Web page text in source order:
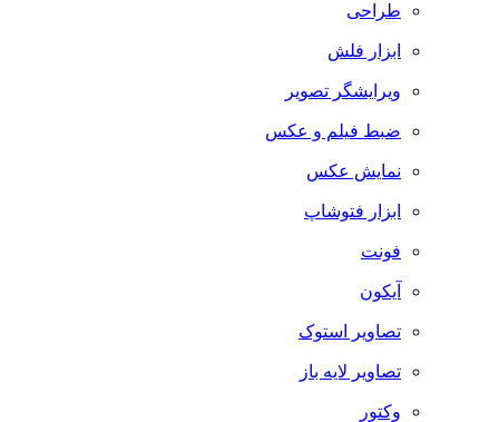
طراحی
ابزار فلش
ویرایشگر تصویر
ضبط فيلم و عكس
نمایش عکس
ابزار فتوشاپ
فونت
آیکون
تصاویر استوک
تصاویر لایه باز
وکتور